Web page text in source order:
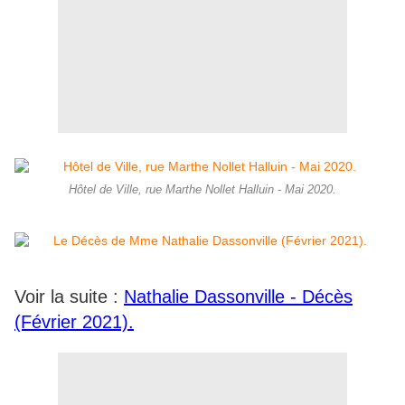
Hôtel de Ville, rue Marthe Nollet Halluin - Mai 2020.
Voir la suite : Nathalie Dassonville - Décès
(Février 2021).